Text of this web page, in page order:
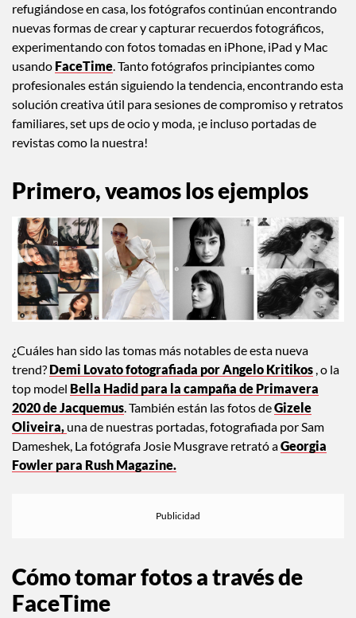
refugiándose en casa, los fotógrafos continúan encontrando
nuevas formas de crear y capturar recuerdos fotográficos,
experimentando con fotos tomadas en iPhone, iPad y Mac
usando FaceTime. Tanto fotógrafos principiantes como
profesionales están siguiendo la tendencia, encontrando esta
solución creativa útil para sesiones de compromiso y retratos
familiares, set ups de ocio y moda, ¡e incluso portadas de
revistas como la nuestra!
Primero, veamos los ejemplos
¿Cuáles han sido las tomas más notables de esta nueva
trend? Demi Lovato fotografiada por Angelo Kritikos , o la
top model Bella Hadid para la campaña de Primavera
2020 de Jacquemus . También están las fotos deGizele
Oliveira, una de nuestras portadas, fotografiada por Sam
Dameshek, La fotógrafa Josie Musgrave retrató aGeorgia
Fowler para Rush Magazine.
Cómo tomar fotos a través de
FaceTime